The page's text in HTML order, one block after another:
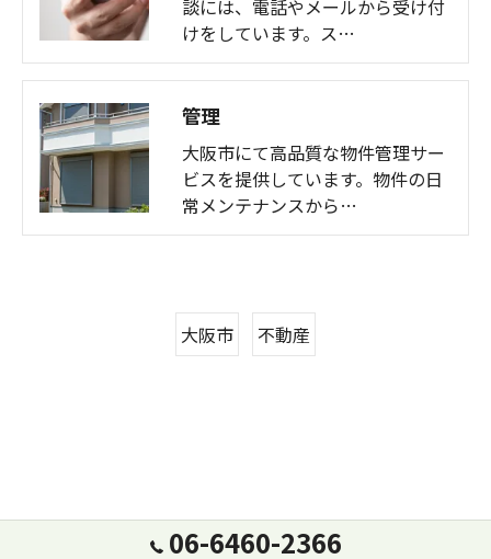
談には、電話やメールから受け付
けをしています。ス…
管理
大阪市にて高品質な物件管理サー
ビスを提供しています。物件の日
常メンテナンスから…
大阪市 不動産
06-6460-2366